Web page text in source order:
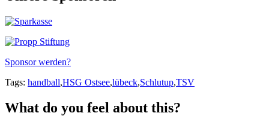
Sponsor werden?
Tags: handball,HSG Ostsee,lübeck,Schlutup,TSV
What do you feel about this?